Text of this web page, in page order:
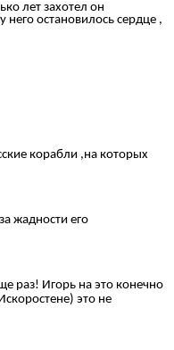
лет захотел он
остановилось сердце ,
корабли ,на которых
жадности его
раз! Игорь на это конечно
это не